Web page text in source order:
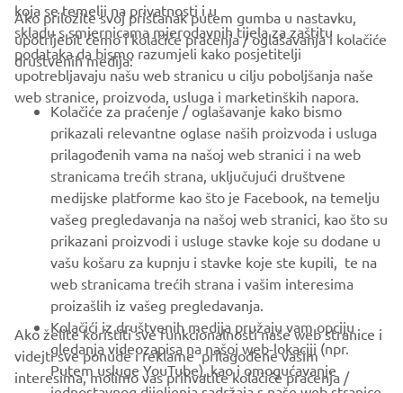
CORPORATE
FOR BUSINESS
MORE YAMAHA
SUPPORT
BILTEN
Budite prvi koji će saznati o najnovijim ponudama, posebnim
događajima, novim izdanjima i još mnogo toga
koja se temelji na privatnosti i u
skladu s smjernicama mjerodavnih tijela za zaštitu
podataka da bismo razumjeli kako posjetitelji
upotrebljavaju našu web stranicu u cilju poboljšanja naše
web stranice, proizvoda, usluga i marketinških napora.
Ako priložite svoj pristanak putem gumba u nastavku,
upotrijebit ćemo i kolačiće praćenja / oglašavanja i kolačiće
društvenih medija:
Kolačiće za praćenje / oglašavanje kako bismo
prikazali relevantne oglase naših proizvoda i usluga
prilagođenih vama na našoj web stranici i na web
stranicama trećih strana, uključujući društvene
medijske platforme kao što je Facebook, na temelju
vašeg pregledavanja na našoj web stranici, kao što su
prikazani proizvodi i usluge stavke koje su dodane u
vašu košaru za kupnju i stavke koje ste kupili, te na
web stranicama trećih strana i vašim interesima
proizašlih iz vašeg pregledavanja.
Kolačići iz društvenih medija pružaju vam opciju
gledanja videozapisa na našoj web-lokaciji (npr.
Putem usluge YouTube), kao i omogućavanje
Ako želite koristiti sve funkcionalnosti naše web stranice i
videjti sve ponude i reklame prilagođene vašim
interesima, molimo vas prihvatite kolačiće praćenja /